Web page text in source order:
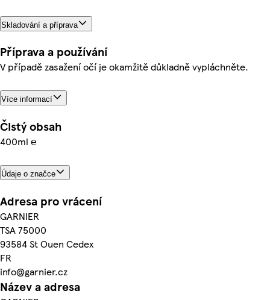
Skladování a příprava
Příprava a používání
V případě zasažení očí je okamžitě důkladně vypláchněte.
Více informací
Čistý obsah
400ml ℮
Údaje o značce
Adresa pro vrácení
GARNIER
TSA 75000
93584 St Ouen Cedex
FR
info@garnier.cz
Název a adresa